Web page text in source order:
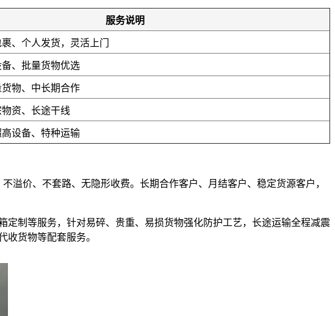
服务说明
、个人发货，灵活上门
、批量货物优选
物、中长期合作
资、长途干线
设备、特种运输
溢价、不套路、无隐形收费。长期合作客户、月结客户、稳定货源客户，
制等服务，针对易碎、贵重、易损货物强化防护工艺，长途运输全程减震
收货物等配套服务。